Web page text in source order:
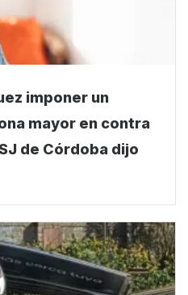
imponer un
mayor en contra
de Córdoba dijo